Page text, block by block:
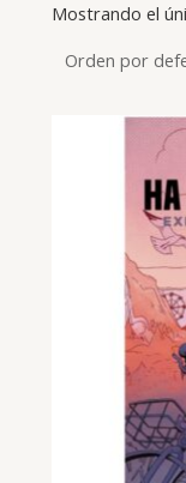
Mostrando el